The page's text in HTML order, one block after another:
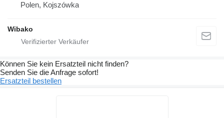
Polen, Kojszówka
Wibako
Können Sie kein Ersatzteil nicht finden?
Senden Sie die Anfrage sofort!
Ersatzteil bestellen